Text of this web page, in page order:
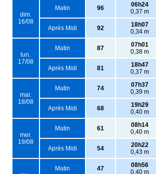
dim.
16/08
Matin 96
06h24
0,37 m
Après Midi 92
18h07
0,34 m
lun.
17/08
Matin 87
07h01
0,38 m
Après Midi 81
18h47
0,37 m
mar.
18/08
Matin 74
07h37
0,39 m
Après Midi 68
19h29
0,40 m
mer.
19/08
Matin 61
08h14
0,40 m
Après Midi 54
20h22
0,43 m
Matin 47
08h56
0,40 m